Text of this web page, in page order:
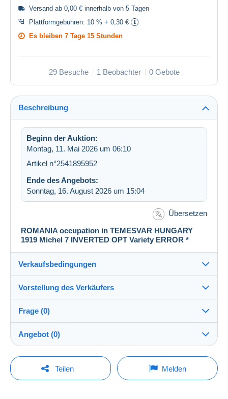
Versand ab 0,00 € innerhalb von 5 Tagen
Plattformgebühren: 10 % + 0,30 €
Es bleiben 7 Tage 15 Stunden
29 Besuche 1 Beobachter 0 Gebote
Beschreibung
Beginn der Auktion:
Montag, 11. Mai 2026 um 06:10
Artikel n°2541895952
Ende des Angebots:
Sonntag, 16. August 2026 um 15:04
Übersetzen
ROMANIA occupation in TEMESVAR HUNGARY
1919 Michel 7 INVERTED OPT Variety ERROR *
Verkaufsbedingungen
Verkaufsbedingungen im Detail
Versand nach Zahlung innerhalb von 5 Tagen
Garantie:
Vorstellung des Verkäufers
lauritset-KLCollection100%(19369x)
Shop
Mitglied seit:
Frage (0)
Um eine Frage stellen zu können, müssen Sie
Angebot (0)
Der Verkauf wird um eine Minute verlängert, wenn
weniger als eine Minute vor Ablauf der Frist ein
Gebot abgegeben wird.
Teilen Melden